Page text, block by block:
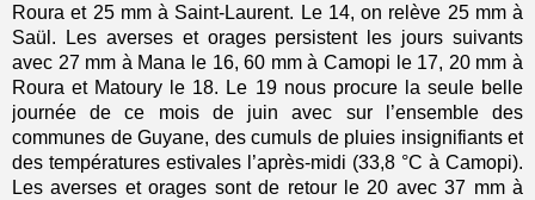
Roura et 25 mm à Saint-Laurent. Le 14, on relève 25 mm à
Saül. Les averses et orages persistent les jours suivants
avec 27 mm à Mana le 16, 60 mm à Camopi le 17, 20 mm à
Roura et Matoury le 18. Le 19 nous procure la seule belle
journée de ce mois de juin avec sur l’ensemble des
communes de Guyane, des cumuls de pluies insignifiants et
des températures estivales l’après-midi (33,8 °C à Camopi).
Les averses et orages sont de retour le 20 avec 37 mm à